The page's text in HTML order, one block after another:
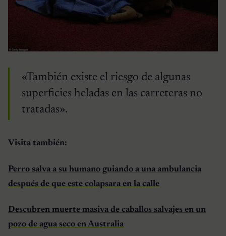
«También existe el riesgo de algunas
superficies heladas en las carreteras no
tratadas».
Visita también:
Perro salva a su humano guiando a una ambulancia
después de que este colapsara en la calle
Descubren muerte masiva de caballos salvajes en un
pozo de agua seco en Australia